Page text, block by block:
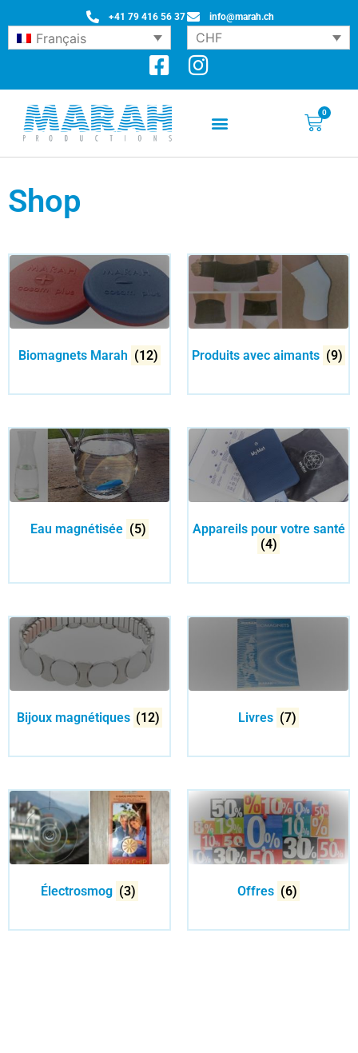
+41 79 416 56 37 info@marah.ch
Français CHF
0
Shop
Biomagnets Marah (12) Produits avec aimants (9)
Eau magnétisée (5)
Appareils pour votre santé
(4)
Bijoux magnétiques (12) Livres (7)
Électrosmog (3) Offres (6)